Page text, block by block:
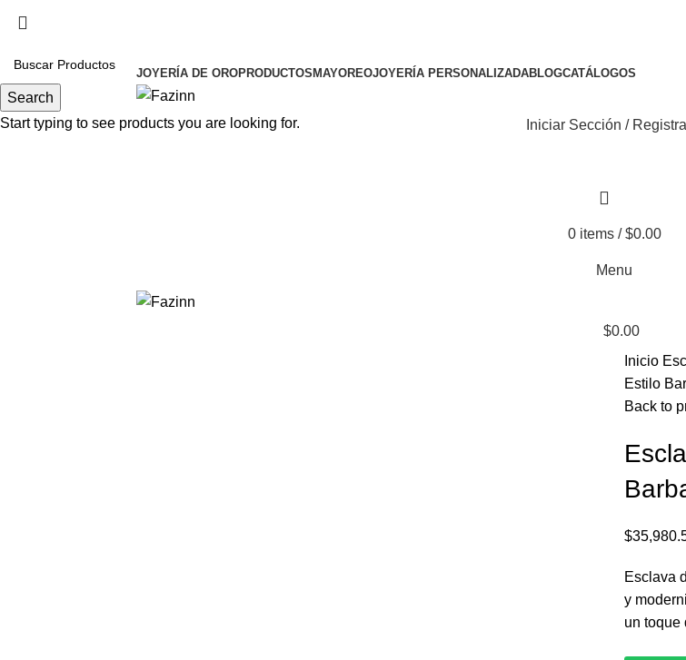
JOYERÍA DE OROPRODUCTOS MAYOREOJOYERÍA PERSONALIZADABLOGCATÁLOGOS
Iniciar Sección /
0 items / $0.00
Menu
$0.00
Inicio
Estilo
Back to
$
Esclava
y
un toque
Search
Start typing to see products you are looking for.